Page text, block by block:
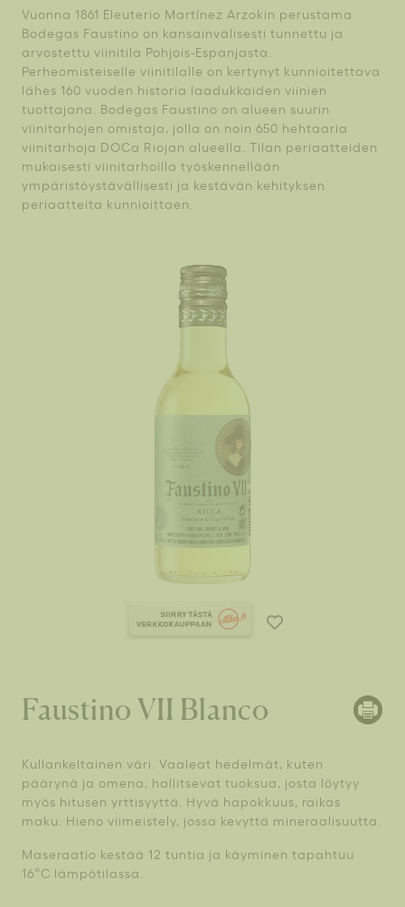
Vuonna 1861 Eleuterio Martínez Arzokin perustama
Bodegas Faustino on kansainvälisesti tunnettu ja
arvostettu viinitila Pohjois-Espanjasta.
Perheomisteiselle viinitilalle on kertynyt kunnioitettava
lähes 160 vuoden historia laadukkaiden viinien
tuottajana. Bodegas Faustino on alueen suurin
viinitarhojen omistaja, jolla on noin 650 hehtaaria
viinitarhoja DOCa Riojan alueella. Tilan periaatteiden
mukaisesti viinitarhoilla työskennellään
ympäristöystävällisesti ja kestävän kehityksen
periaatteita kunnioittaen.
Faustino VII Blanco
Kullankeltainen väri. Vaaleat hedelmät, kuten
päärynä ja omena, hallitsevat tuoksua, josta löytyy
myös hitusen yrttisyyttä. Hyvä hapokkuus, raikas
maku. Hieno viimeistely, jossa kevyttä mineraalisuutta.
Maseraatio kestää 12 tuntia ja käyminen tapahtuu
16°C lämpötilassa.